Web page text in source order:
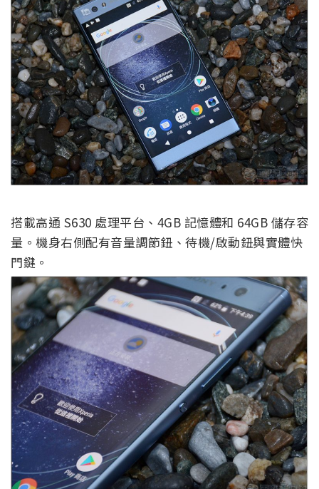
搭載高通 S630 處理平台、4GB 記憶體和 64GB 儲存容
量。機身右側配有音量調節鈕、待機/啟動鈕與實體快
門鍵。